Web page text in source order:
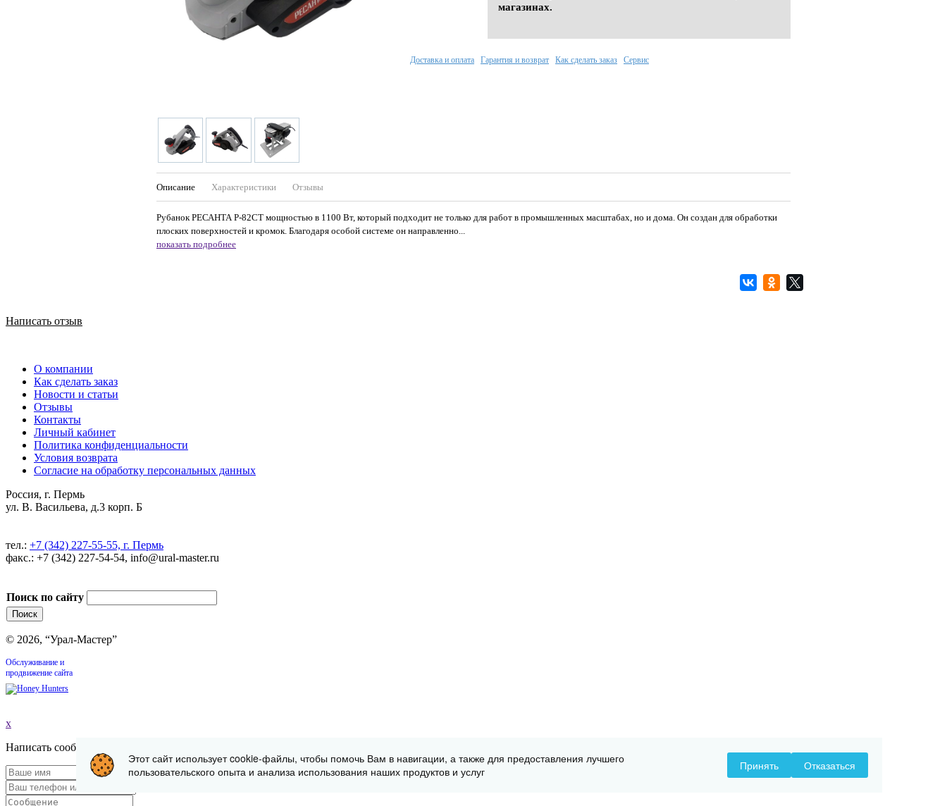
магазинах.
Описание Характеристики Отзывы
Рубанок РЕСАНТА Р-82СТ мощностью в 1100 Вт, который подходит не только для работ в промышленных масштабах, но и дома. Он создан для обработки
плоских поверхностей и кромок. Благодаря особой системе он направленно...
показать подробнее
Доставка и оплата Гарантия и возврат Как сделать заказ Сервис
Написать отзыв
О компании
Как сделать заказ
Новости и статьи
Отзывы
Контакты
Личный кабинет
Политика конфиденциальности
Условия возврата
Согласие на обработку персональных данных
Россия, г. Пермь
ул. В. Васильева, д.3 корп. Б
тел.: +7 (342) 227-55-55, г. Пермь
факс.: +7 (342) 227-54-54, info@ural-master.ru
Поиск по сайту
© 2026, “Урал-Мастер”
Обслуживание и
продвижение сайта
x
Написать сообщение
Этот сайт использует cookie-файлы, чтобы помочь Вам в навигации, а также для предоставления лучшего
пользовательского опыта и анализа использования наших продуктов и услуг
Принять Отказаться